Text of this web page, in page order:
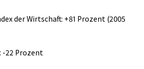
der Wirtschaft: +81 Prozent (2005
Prozent